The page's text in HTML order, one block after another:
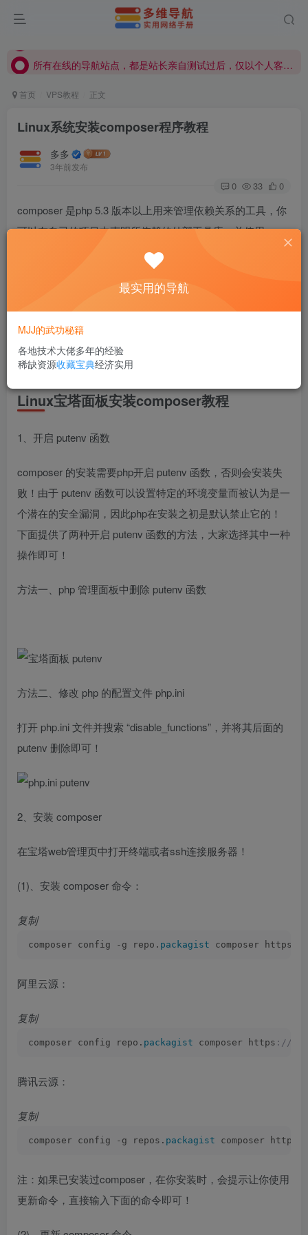
所有在线的导航站点，都是站长亲自测试过后，仅以个人客观觉得不错才会显示在导航站点，具体使用、购买等由用户自行甄别！
所有在线的导航站点，都是站长亲自测试过后，仅以个人客观觉得不错才会显示在导航站点，具体使用、购买等由用户自行甄别！
首页 VPS教程 正文
Linux系统安装composer程序教程
多多
3年前发布
0 33 0
composer 是php 5.3 版本以上用来管理依赖关系的工具，你
可以在自已的项目中声明所依赖的外部工具库，并使用
composer 来安装它们。现在越来越多的 php 框架或sdk都需
要 composer 来安装，比如 thinkphp 6.0 以上的版本和腾讯
云的一些sdk等等，基于这种情况，我们来简单的介绍下在
linux宝塔面板下安装composer的方法。
注意下面的安装是将 composer 做为环境变量安装，是直接
可以使用 composer 命令的！
Linux宝塔面板安装composer教程
1、开启 putenv 函数
composer 的安装需要php开启 putenv 函数，否则会安装失
败！由于 putenv 函数可以设置特定的环境变量而被认为是一
个潜在的安全漏洞，因此php在安装之初是默认禁止它的！
下面提供了两种开启 putenv 函数的方法，大家选择其中一种
操作即可！
方法一、php 管理面板中删除 putenv 函数
方法二、修改 php 的配置文件 php.ini
打开 php.ini 文件并搜索 “disable_functions”，并将其后面的
putenv 删除即可！
2、安装 composer
在宝塔web管理页中打开终端或者ssh连接服务器！
(1)、安装 composer 命令：
复制
composer config -g repo. packagist composer https
阿里云源：
复制
composer config repo. packagist composer https ://
腾讯云源：
复制
composer config -g repos. packagist composer https
注：如果已安装过composer，在你安装时，会提示让你使用
更新命令，直接输入下面的命令即可！
最实用的导航
MJJ的武功秘籍
各地技术大佬多年的经验
稀缺资源收藏宝典经济实用